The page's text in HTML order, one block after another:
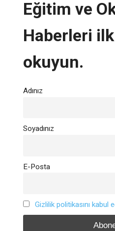
Eğitim ve
Haberleri
okuyun.
Adınız
Soyadınız
E-Posta
Gizlilik politikasını kabul